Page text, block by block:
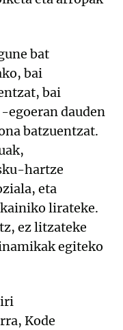
bat
bai
bai
egoeran dauden
batzuentzat.
hartze
eta
lirateke.
ez litzateke
egiteko
Kode